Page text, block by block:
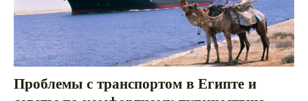
Проблемы с транспортом в Египте и